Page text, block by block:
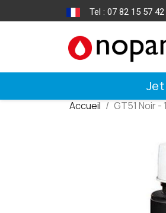
Tel : 07 82 15 57
Accueil GT51 Noir